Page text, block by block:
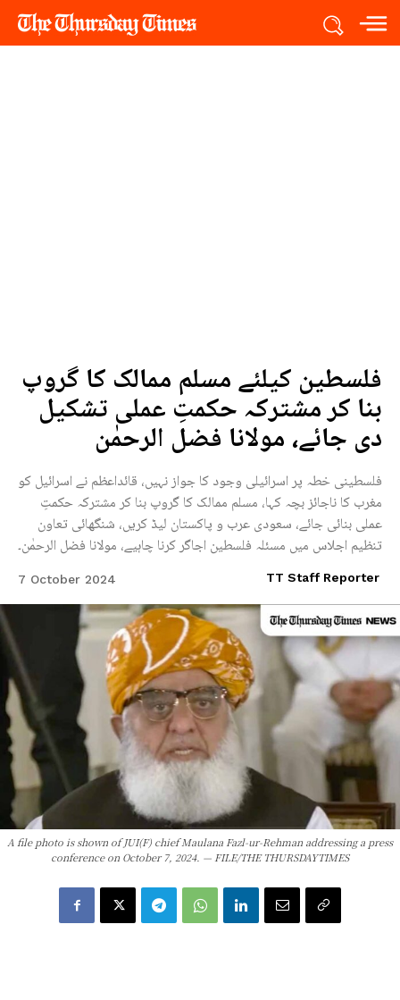
فلسطین کیلئے مسلم ممالک کا گروپ
بنا کر مشترکہ حکمتِ عملی تشکیل
دی جائے، مولانا فضل الرحمٰن
فلسطینی خطہ پر اسرائیلی وجود کا جواز نہیں، قائداعظم نے اسرائیل کو
مغرب کا ناجائز بچہ کہا، مسلم ممالک کا گروپ بنا کر مشترکہ حکمتِ
عملی بنائی جائے، سعودی عرب و پاکستان لیڈ کریں، شنگھائی تعاون
تنظیم اجلاس میں مسئلہ فلسطین اجاگر کرنا چاہیے، مولانا فضل الرحمٰن۔
TT Staff Reporter
7 October 2024
A file photo is shown of JUI(F) chief Maulana Fazl-ur-Rehman addressing a press
conference on October 7, 2024. — FILE/THE THURSDAYTIMES